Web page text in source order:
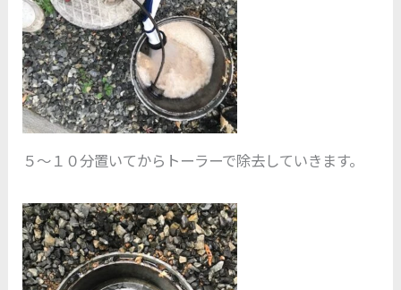
５～１０分置いてからトーラーで除去していきます。